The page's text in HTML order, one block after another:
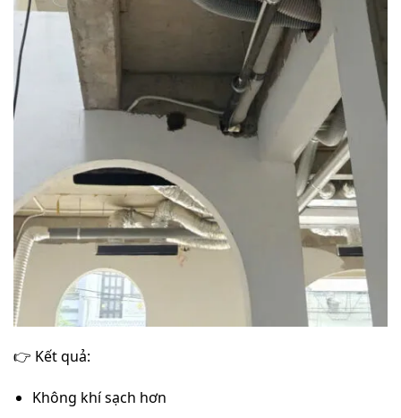
👉 Kết quả:
Không khí sạch hơn